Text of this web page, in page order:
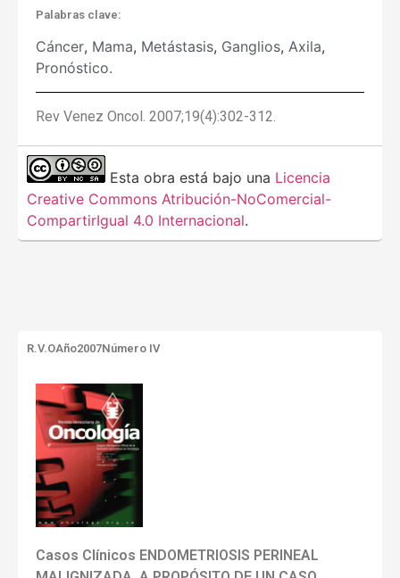
Palabras clave:
Cáncer, Mama, Metástasis, Ganglios, Axila,
Pronóstico.
Rev Venez Oncol. 2007;19(4):302-312.
Esta obra está bajo una Licencia
Creative Commons Atribución-NoComercial-
CompartirIgual 4.0 Internacional.
R.V.OAño2007Número IV
Casos Clínicos ENDOMETRIOSIS PERINEAL